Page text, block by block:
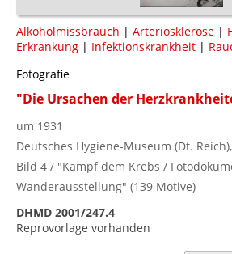
Alkoholmissbrauch | Arteriosklerose |
Erkrankung | Infektionskrankheit |
Fotografie
"Die Ursachen der
um 1931
Deutsches Hygiene-Museum (Dt.
Bild 4 / "Kampf dem Krebs /
Wanderausstellung" (139 Motive)
DHMD 2001/247.4
Reprovorlage vorhanden